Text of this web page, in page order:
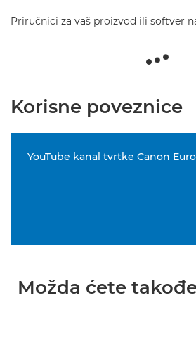
Priručnici za vaš proizvod ili softver
Korisne poveznice
YouTube kanal tvrtke Canon
Možda ćete